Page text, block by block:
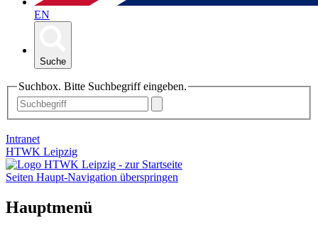
EN
Suche
Suchbox. Bitte Suchbegriff eingeben.
Intranet
HTWK Leipzig
Seiten Haupt-Navigation überspringen
Hauptmenü